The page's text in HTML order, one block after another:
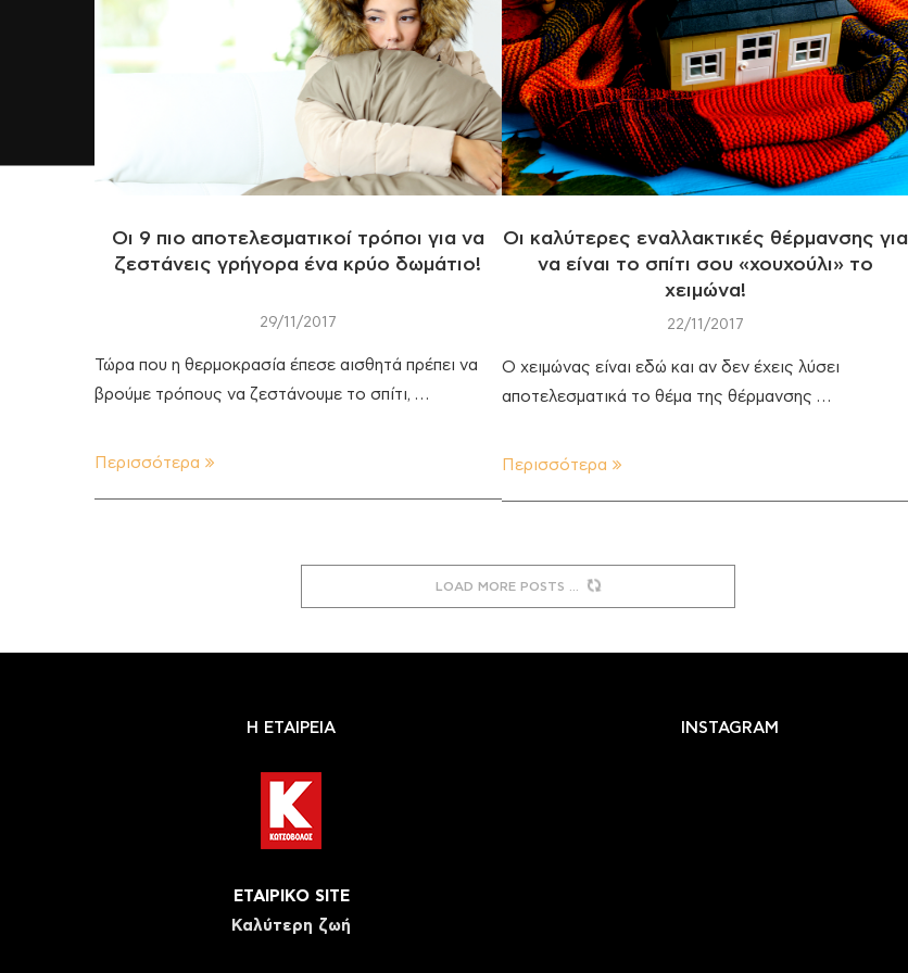
Οι 9 πιο αποτελεσματικοί τρόποι για να
ζεστάνεις γρήγορα ένα κρύο δωμάτιο!
29/11/2017
Τώρα που η θερμοκρασία έπεσε αισθητά πρέπει να
βρούμε τρόπους να ζεστάνουμε το σπίτι, …
Περισσότερα
Οι καλύτερες εναλλακτικές θέρμανσης για
να είναι το σπίτι σου «χουχούλι» το
χειμώνα!
22/11/2017
Ο χειμώνας είναι εδώ και αν δεν έχεις λύσει
αποτελεσματικά το θέμα της θέρμανσης …
Περισσότερα
LOAD MORE POSTS
Η ΕΤΑΙΡΕΙΑ
ΕΤΑΙΡΙΚΟ SITE
Καλύτερη ζωή
INSTAGRAM